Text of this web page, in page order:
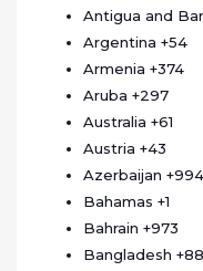
Antigua and
Argentina +54
Armenia +374
Aruba +297
Australia +61
Austria +43
Azerbaijan +994
Bahamas +1
Bahrain +973
Bangladesh